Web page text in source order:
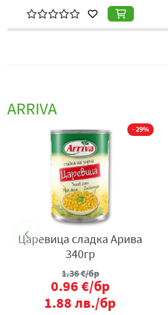
ARRIVA
- 29%
Царевица сладка Арива
340гр
1.36€/бр
0.96€/бр
1.88лв./бр